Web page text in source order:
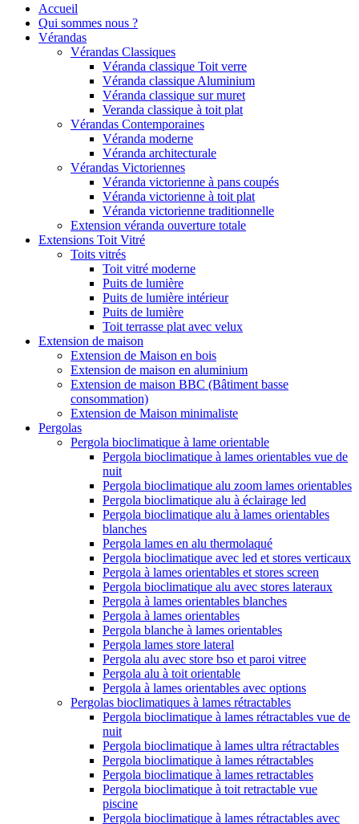
Accueil
Qui sommes nous ?
Vérandas
Vérandas Classiques
Véranda classique Toit verre
Véranda classique Aluminium
Véranda classique sur muret
Veranda classique à toit plat
Vérandas Contemporaines
Véranda moderne
Véranda architecturale
Vérandas Victoriennes
Véranda victorienne à pans coupés
Véranda victorienne à toit plat
Véranda victorienne traditionnelle
Extension véranda ouverture totale
Extensions Toit Vitré
Toits vitrés
Toit vitré moderne
Puits de lumière
Puits de lumière intérieur
Puits de lumière
Toit terrasse plat avec velux
Extension de maison
Extension de Maison en bois
Extension de maison en aluminium
Extension de maison BBC (Bâtiment basse
consommation)
Extension de Maison minimaliste
Pergolas
Pergola bioclimatique à lame orientable
Pergola bioclimatique à lames orientables vue de
nuit
Pergola bioclimatique alu zoom lames orientables
Pergola bioclimatique alu à éclairage led
Pergola bioclimatique alu à lames orientables
blanches
Pergola lames en alu thermolaqué
Pergola bioclimatique avec led et stores verticaux
Pergola à lames orientables et stores screen
Pergola bioclimatique alu avec stores lateraux
Pergola à lames orientables blanches
Pergola à lames orientables
Pergola blanche à lames orientables
Pergola lames store lateral
Pergola alu avec store bso et paroi vitree
Pergola alu à toit orientable
Pergola à lames orientables avec options
Pergolas bioclimatiques à lames rétractables
Pergola bioclimatique à lames rétractables vue de
nuit
Pergola bioclimatique à lames ultra rétractables
Pergola bioclimatique à lames rétractables
Pergola bioclimatique à lames retractables
Pergola bioclimatique à toit retractable vue
piscine
Pergola bioclimatique à lames rétractables avec